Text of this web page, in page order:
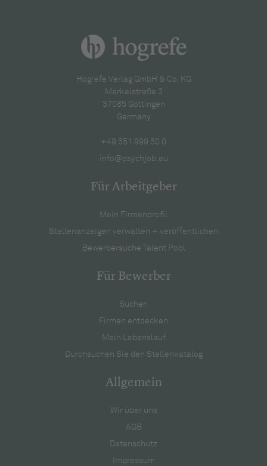
Hogrefe Verlag GmbH & Co. KG
Merkelstraße 3
37085 Göttingen
Germany
+49 551 999 50 0
info@psychjob.eu
Für Arbeitgeber
Mein Firmenprofil
Stellenanzeigen verwalten + veröffentlichen
Bewerbersuche Talent Pool
Für Bewerber
Suchen
Firmen entdecken
Mein Lebenslauf
Durchsuchen Sie den Stellenkatalog
Allgemein
Wir über uns
AGB
Datenschutz
Impressum